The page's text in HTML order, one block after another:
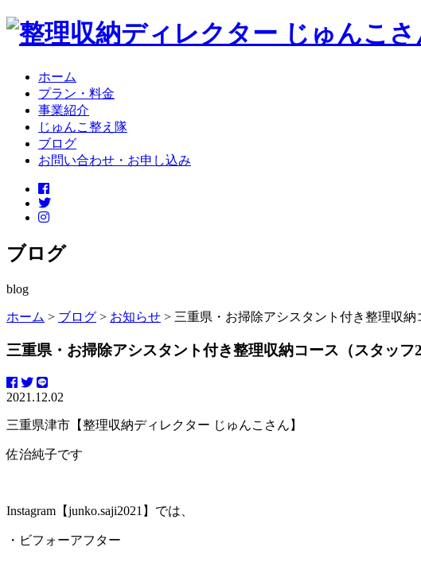
ホーム
プラン・料金
事業紹介
じゅんこ整え隊
ブログ
お問い合わせ・お申し込み
ブログ
blog
ホーム > ブログ > お知らせ > 三重県・お掃除アシスタント付き整理収納
三重県・お掃除アシスタント付き整理収納コース（スタッフ
2021.12.02
三重県津市【整理収納ディレクター じゅんこさん】
佐治純子です
Instagram【junko.saji2021】では、
・ビフォーアフター